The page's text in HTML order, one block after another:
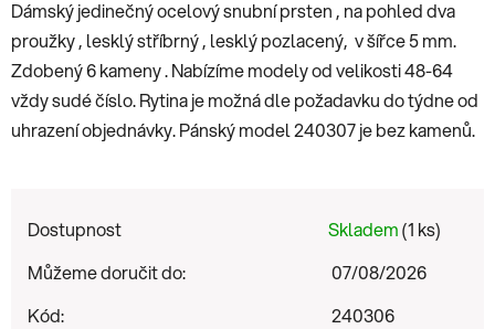
Dámský jedinečný ocelový snubní prsten , na pohled dva
proužky , lesklý stříbrný , lesklý pozlacený, v šířce 5 mm.
Zdobený 6 kameny . Nabízíme modely od velikosti 48-64
vždy sudé číslo. Rytina je možná dle požadavku do týdne od
uhrazení objednávky. Pánský model 240307 je bez kamenů.
Dostupnost Skladem(1 ks)
Můžeme doručit do:
07/08/2026
Kód:
240306